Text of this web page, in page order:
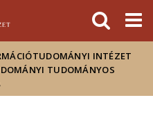
a
INTÉZET
TUDOMÁNYOS